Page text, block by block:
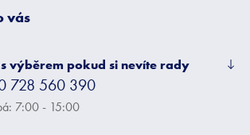
vás
výběrem pokud si nevíte rady
728 560 390
7:00 - 15:00